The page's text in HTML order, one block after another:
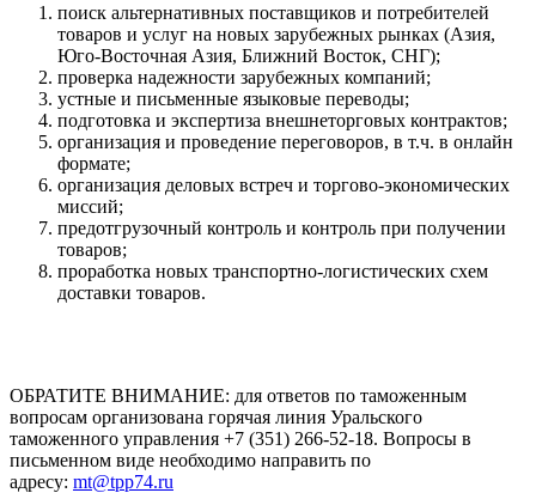
поиск альтернативных поставщиков и потребителей
товаров и услуг на новых зарубежных рынках (Азия,
Юго-Восточная Азия, Ближний Восток, СНГ);
проверка надежности зарубежных компаний;
устные и письменные языковые переводы;
подготовка и экспертиза внешнеторговых контрактов;
организация и проведение переговоров, в т.ч. в онлайн
формате;
организация деловых встреч и торгово-экономических
миссий;
предотгрузочный контроль и контроль при получении
товаров;
проработка новых транспортно-логистических схем
доставки товаров.
ОБРАТИТЕ ВНИМАНИЕ: для ответов по таможенным
вопросам организована горячая линия Уральского
таможенного управления +7 (351) 266-52-18. Вопросы в
письменном виде необходимо направить по
адресу: mt@tpp74.ru